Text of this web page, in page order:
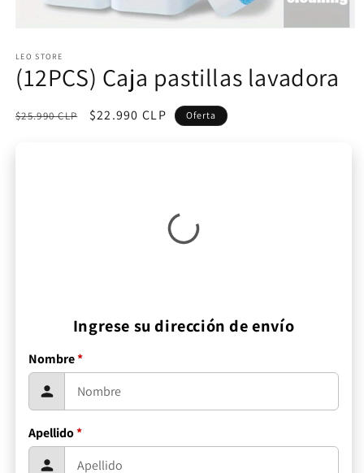
multimedia
1
en
una
modal
LEO STORE
(12PCS) Caja pastillas lavadora
Precio
$25.990 CLP
Precio
$22.990 CLP Oferta
Ingrese su dirección de envío
Nombre*
Apellido*